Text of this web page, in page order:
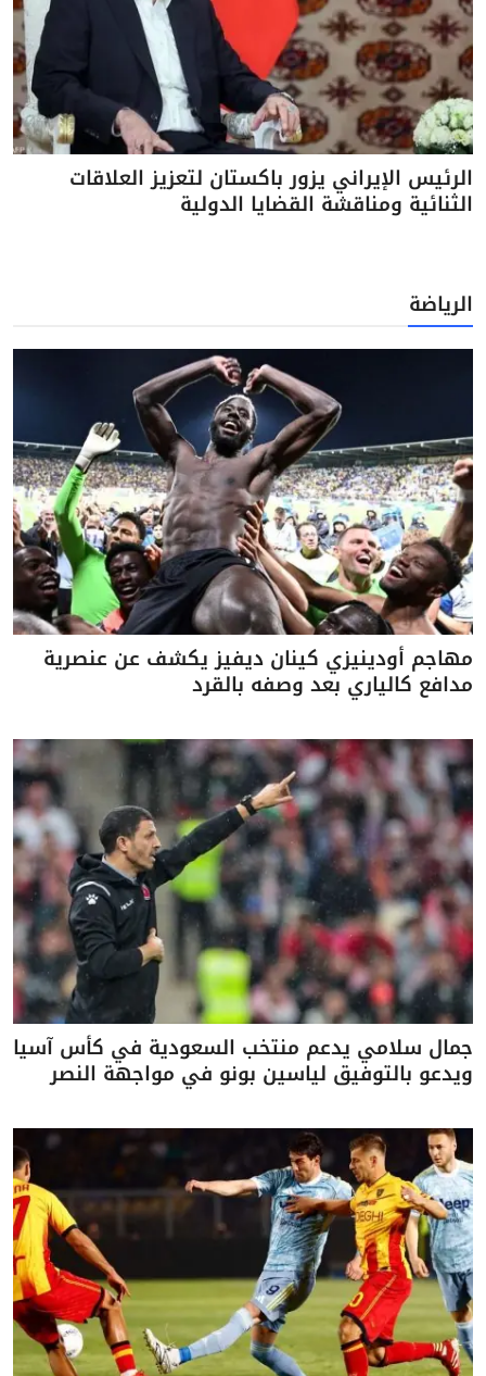
الرئيس الإيراني يزور باكستان لتعزيز العلاقات
الثنائية ومناقشة القضايا الدولية
الرياضة
مهاجم أودينيزي كينان ديفيز يكشف عن عنصرية
مدافع كالياري بعد وصفه بالقرد
جمال سلامي يدعم منتخب السعودية في كأس آسيا
ويدعو بالتوفيق لياسين بونو في مواجهة النصر